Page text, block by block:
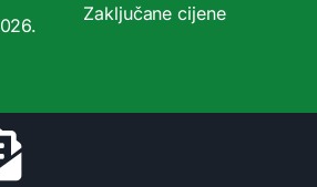
Zaključane cijene